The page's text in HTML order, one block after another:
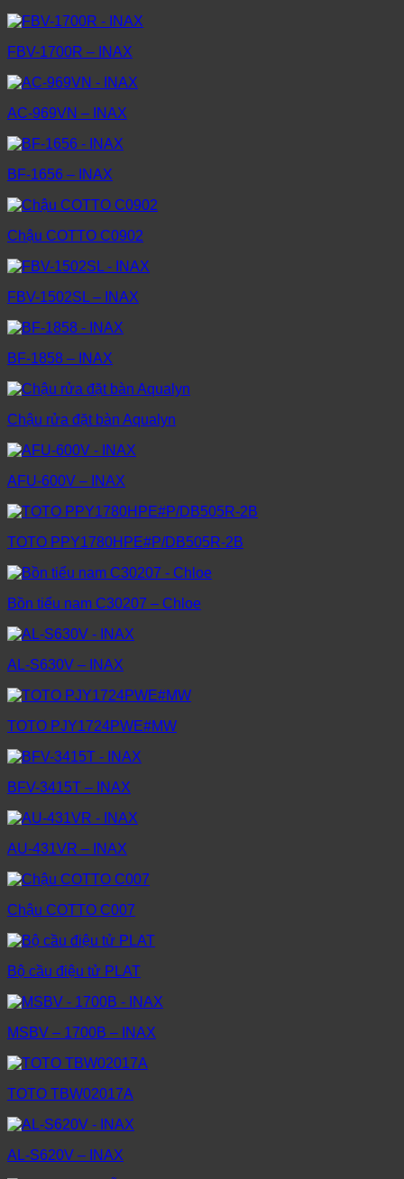
FBV-1700R – INAX
AC-969VN – INAX
BF-1656 – INAX
Chậu COTTO C0902
FBV-1502SL – INAX
BF-1858 – INAX
Chậu rửa đặt bàn Aqualyn
AFU-600V – INAX
TOTO PPY1780HPE#P/DB505R-2B
Bồn tiểu nam C30207 – Chloe
AL-S630V – INAX
TOTO PJY1724PWE#MW
BFV-3415T – INAX
AU-431VR – INAX
Chậu COTTO C007
Bộ cầu điệu tử PLAT
MSBV – 1700B – INAX
TOTO TBW02017A
AL-S620V – INAX